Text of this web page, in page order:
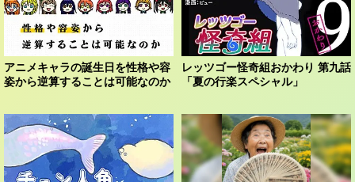
アニメキャラの誕生日を性格や容
姿から逆算することは可能なのか
レッツゴー怪奇組おかわり 第九話
「夏の行楽スペシャル」